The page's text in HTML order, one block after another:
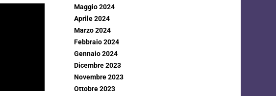
Maggio 2024
Aprile 2024
Marzo 2024
Febbraio 2024
Gennaio 2024
Dicembre 2023
Novembre 2023
Ottobre 2023